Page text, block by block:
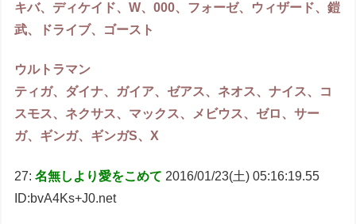
キバ、ディケイド、W、000、フォーゼ、ウィザード、鎧
武、ドライブ、ゴースト
ウルトラマン
ティガ、ダイナ、ガイア、ゼアス、ネオス、ナイス、コ
スモス、ネクサス、マックス、メビウス、ゼロ、サー
ガ、ギンガ、ギンガS、X
27:名無しより愛をこめて 2016/01/23(土) 05:16:19.55
ID:bvA4Ks+J0.net